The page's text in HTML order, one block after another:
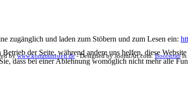
zugänglich und laden zum Stöbern und zum Lesen ein:
bywww.kommunisten.de- Designed by JoomlArt.com. Bootstrapis
der Seite, während andere uns helfen, diese
dass bei einer Ablehnung womöglich nicht mehr alle